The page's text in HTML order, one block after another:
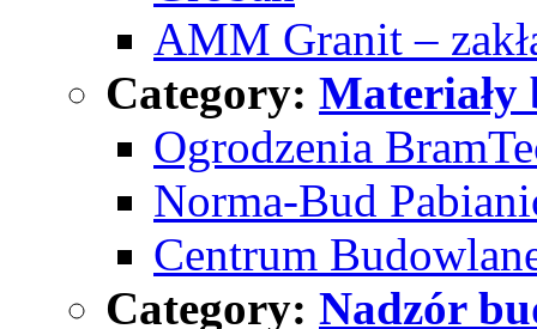
AMM Granit –
Category: Materiały
Ogrodzenia
Norma-Bud
Centrum
Category: Nadzór